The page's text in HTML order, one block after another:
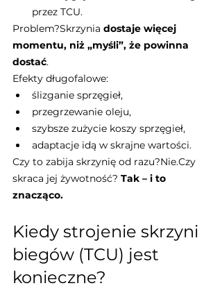
przez TCU.
Problem?Skrzynia dostaje więcej
momentu, niż „myśli”, że powinna
dostać.
Efekty długofalowe:
ślizganie sprzęgieł,
przegrzewanie oleju,
szybsze zużycie koszy sprzęgieł,
adaptacje idą w skrajne wartości.
Czy to zabija skrzynię od razu?Nie.Czy
skraca jej żywotność? Tak – i to
znacząco.
Kiedy strojenie skrzyni
biegów (TCU) jest
konieczne?